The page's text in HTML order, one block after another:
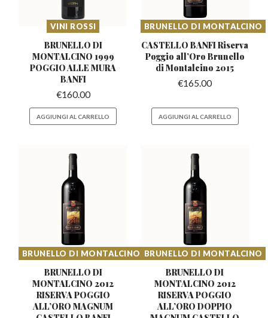
VINI ROSSI
BRUNELLO DI
MONTALCINO 1999
POGGIO ALLE MURA
BANFI
€160.00
AGGIUNGI AL CARRELLO
BRUNELLO DI MONTALCINO
CASTELLO BANFI Riserva
Poggio all’Oro Brunello
di Montalcino 2015
€165.00
AGGIUNGI AL CARRELLO
BRUNELLO DI MONTALCINO
BRUNELLO DI
MONTALCINO 2012
RISERVA POGGIO
ALL’ORO MAGNUM
BRUNELLO DI MONTALCINO
BRUNELLO DI
MONTALCINO 2012
RISERVA POGGIO
ALL’ORO DOPPIO